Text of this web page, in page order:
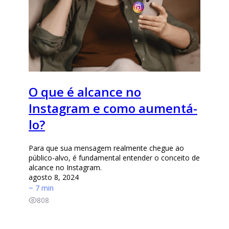
O que é alcance no
Instagram e como aumentá-
lo?
Para que sua mensagem realmente chegue ao
público-alvo, é fundamental entender o conceito de
alcance no Instagram.
agosto 8, 2024
~ 7 min
808